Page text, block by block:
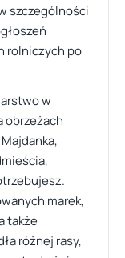
szczególności
rolniczych po
w
obrzeżach
marek,
także
różnej rasy,